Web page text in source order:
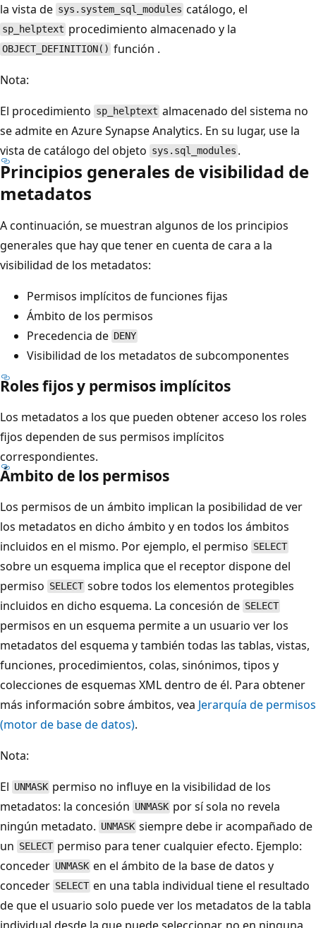
la vista de sys.system_sql_modules catálogo, el
sp_helptext procedimiento almacenado y la
OBJECT_DEFINITION() función .
Nota:
El procedimiento sp_helptext almacenado del sistema no
se admite en Azure Synapse Analytics. En su lugar, use la
vista de catálogo del objeto sys.sql_modules .
Principios generales de visibilidad de
metadatos
A continuación, se muestran algunos de los principios
generales que hay que tener en cuenta de cara a la
visibilidad de los metadatos:
Permisos implícitos de funciones fijas
Ámbito de los permisos
Precedencia de DENY
Visibilidad de los metadatos de subcomponentes
Roles fijos y permisos implícitos
Los metadatos a los que pueden obtener acceso los roles
fijos dependen de sus permisos implícitos
correspondientes.
Ámbito de los permisos
Los permisos de un ámbito implican la posibilidad de ver
los metadatos en dicho ámbito y en todos los ámbitos
incluidos en el mismo. Por ejemplo, el permiso SELECT
sobre un esquema implica que el receptor dispone del
permiso SELECT sobre todos los elementos protegibles
incluidos en dicho esquema. La concesión de SELECT
permisos en un esquema permite a un usuario ver los
metadatos del esquema y también todas las tablas, vistas,
funciones, procedimientos, colas, sinónimos, tipos y
colecciones de esquemas XML dentro de él. Para obtener
más información sobre ámbitos, vea Jerarquía de permisos
(motor de base de datos).
Nota:
El UNMASK permiso no influye en la visibilidad de los
metadatos: la concesión UNMASK por sí sola no revela
ningún metadato. UNMASK siempre debe ir acompañado de
un SELECT permiso para tener cualquier efecto. Ejemplo:
conceder UNMASK en el ámbito de la base de datos y
conceder SELECT en una tabla individual tiene el resultado
de que el usuario solo puede ver los metadatos de la tabla
individual desde la que puede seleccionar, no en ninguna